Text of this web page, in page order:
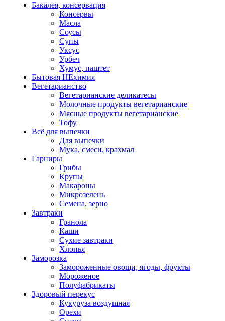
Бакалея, консервация
Консервы
Масла
Соусы
Супы
Уксус
Урбеч
Хумус, паштет
Бытовая НЕхимия
Вегетарианство
Вегетарианские деликатесы
Молочные продукты вегетарианские
Мясные продукты вегетарианские
Тофу
Всё для выпечки
Для выпечки
Мука, смеси, крахмал
Гарниры
Грибы
Крупы
Макароны
Микрозелень
Семена, зерно
Завтраки
Гранола
Каши
Сухие завтраки
Хлопья
Заморозка
Замороженные овощи, ягоды, фрукты
Мороженое
Полуфабрикаты
Здоровый перекус
Кукуруза воздушная
Орехи